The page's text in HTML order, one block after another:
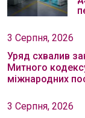
3 Серпня, 2026
Уряд схвалив
Митного
міжнародних
3 Серпня, 2026